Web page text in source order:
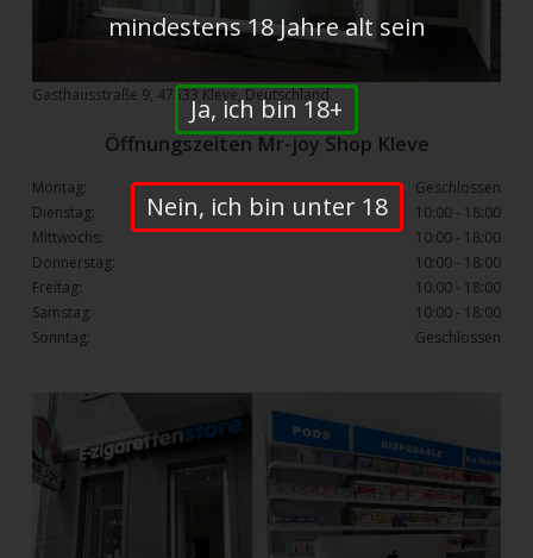
Gasthausstraße 9, 47533 Kleve, Deutschland
Öffnungszeiten Mr-joy Shop Kleve
Montag:
Geschlossen
Dienstag:
10:00 - 18:00
Mittwochs:
10:00 - 18:00
Donnerstag:
10:00 - 18:00
Freitag:
10:00 - 18:00
Samstag:
10:00 - 18:00
Sonntag:
Geschlossen
mindestens 18 Jahre alt sein
Ja, ich bin 18+
Nein, ich bin unter 18